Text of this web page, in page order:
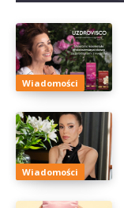
Wiadomości
Wiadomości